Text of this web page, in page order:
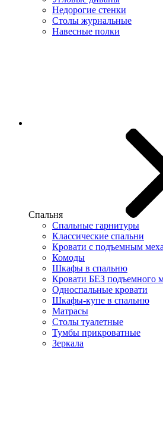
Недорогие стенки
Столы журнальные
Навесные полки
Спальня
Спальные гарнитуры
Классические спальни
Кровати с подъемным
Комоды
Шкафы в спальню
Кровати БЕЗ подъемного
Односпальные кровати
Шкафы-купе в спальню
Матрасы
Столы туалетные
Тумбы прикроватные
Зеркала